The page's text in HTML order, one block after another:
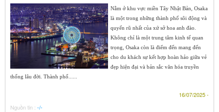
Nằm ở khu vực miền Tây Nhật Bản, Osaka
là một trong những thành phố sôi động và
quyến rũ nhất của xứ sở hoa anh đào.
Không chỉ là một trung tâm kinh tế quan
trọng, Osaka còn là điểm đến mang đến
cho du khách sự kết hợp hoàn hảo giữa vẻ
đẹp hiện đại và bản sắc văn hóa truyền
thống lâu đời. Thành phố......
16/07/2025 -
Nguồn tin : -/-